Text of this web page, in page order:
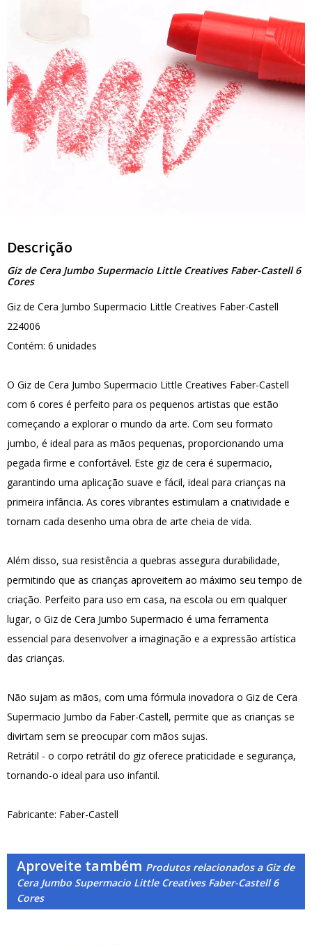
Descrição
Giz de Cera Jumbo Supermacio Little Creatives Faber-Castell 6
Cores
Giz de Cera Jumbo Supermacio Little Creatives Faber-Castell
224006
Contém: 6 unidades
O Giz de Cera Jumbo Supermacio Little Creatives Faber-Castell
com 6 cores é perfeito para os pequenos artistas que estão
começando a explorar o mundo da arte. Com seu formato
jumbo, é ideal para as mãos pequenas, proporcionando uma
pegada firme e confortável. Este giz de cera é supermacio,
garantindo uma aplicação suave e fácil, ideal para crianças na
primeira infância. As cores vibrantes estimulam a criatividade e
tornam cada desenho uma obra de arte cheia de vida.
Além disso, sua resistência a quebras assegura durabilidade,
permitindo que as crianças aproveitem ao máximo seu tempo de
criação. Perfeito para uso em casa, na escola ou em qualquer
lugar, o Giz de Cera Jumbo Supermacio é uma ferramenta
essencial para desenvolver a imaginação e a expressão artística
das crianças.
Não sujam as mãos, com uma fórmula inovadora o Giz de Cera
Supermacio Jumbo da Faber-Castell, permite que as crianças se
divirtam sem se preocupar com mãos sujas.
Retrátil - o corpo retrátil do giz oferece praticidade e segurança,
tornando-o ideal para uso infantil.
Fabricante: Faber-Castell
Aproveite também Produtos relacionados a Giz de
Cera Jumbo Supermacio Little Creatives Faber-Castell 6
Cores